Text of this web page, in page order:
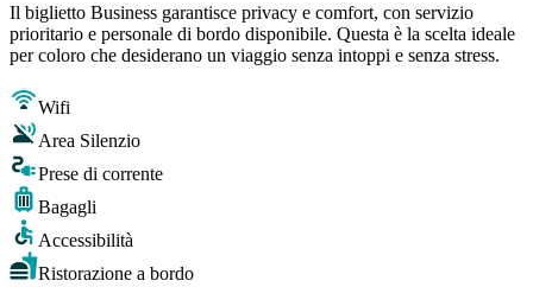
Il biglietto Business garantisce privacy e comfort, con servizio
prioritario e personale di bordo disponibile. Questa è la scelta ideale
per coloro che desiderano un viaggio senza intoppi e senza stress.
Wifi
Area Silenzio
Prese di corrente
Bagagli
Accessibilità
Ristorazione a bordo